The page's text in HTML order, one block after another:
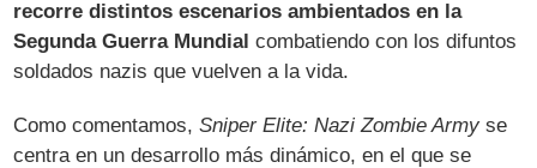
recorre distintos escenarios ambientados en la
Segunda Guerra Mundial combatiendo con los difuntos
soldados nazis que vuelven a la vida.
Como comentamos,Sniper Elite: Nazi Zombie Army se
centra en un desarrollo más dinámico, en el que se